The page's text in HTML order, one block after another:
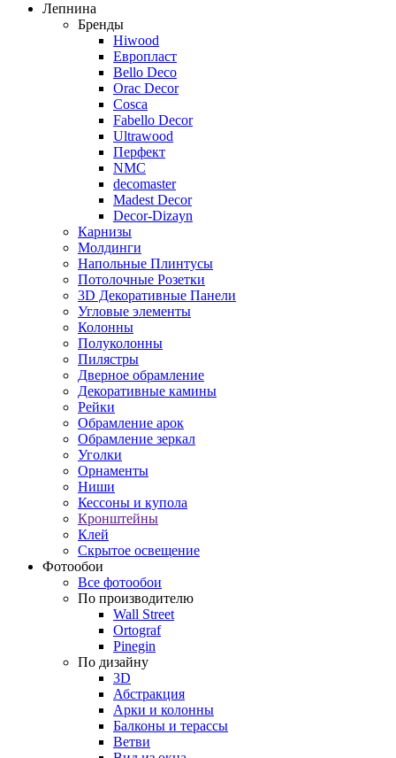
Лепнина
Бренды
Hiwood
Европласт
Bello Deco
Orac Decor
Cosca
Fabello Decor
Ultrawood
Перфект
NMC
decomaster
Madest Decor
Decor-Dizayn
Карнизы
Молдинги
Напольные Плинтусы
Потолочные Розетки
3D Декоративные Панели
Угловые элементы
Колонны
Полуколонны
Пилястры
Дверное обрамление
Декоративные камины
Рейки
Обрамление арок
Обрамление зеркал
Уголки
Орнаменты
Ниши
Кессоны и купола
Кронштейны
Клей
Скрытое освещение
Фотообои
Все фотообои
По производителю
Wall Street
Ortograf
Pinegin
По дизайну
3D
Абстракция
Арки и колонны
Балконы и терассы
Ветви